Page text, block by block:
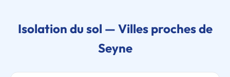
Isolation du sol — Villes proches de
Seyne